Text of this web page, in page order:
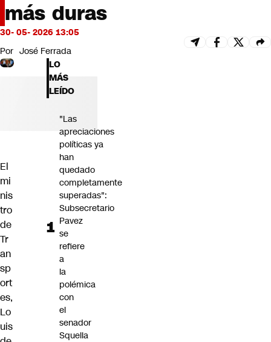
más duras
30- 05- 2026 13:05
Por José Ferrada
El
mi
nis
tro
de
Tr
an
sp
ort
es,
Lo
uis
LO
MÁS
LEÍDO
"Las
apreciaciones
políticas ya
han
quedado
completamente
superadas":
Subsecretario
Pavez
se
refiere
a
la
polémica
con
el
senador
Squella